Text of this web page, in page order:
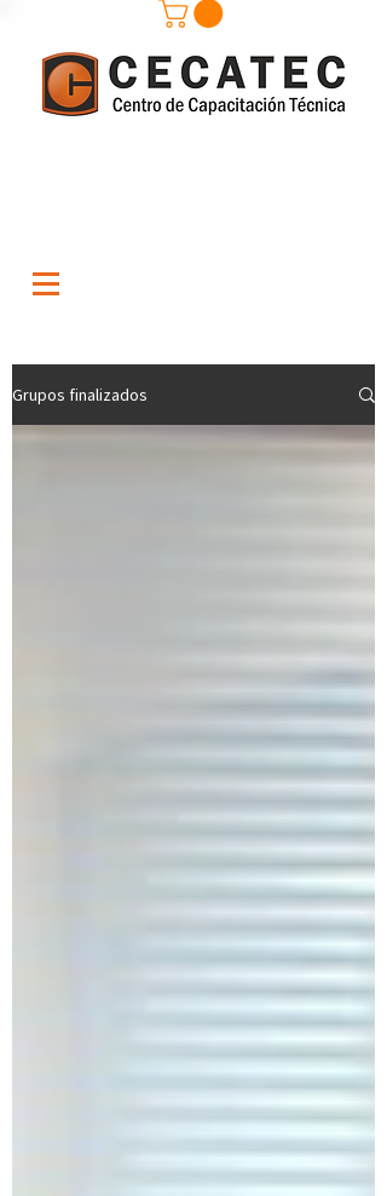
Grupos finalizados